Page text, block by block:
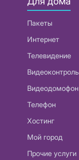
Пакеты
Интернет
Телевидение
Видеоконтроль
Видеодомофон
Телефон
Хостинг
Мой город
Прочие услуги